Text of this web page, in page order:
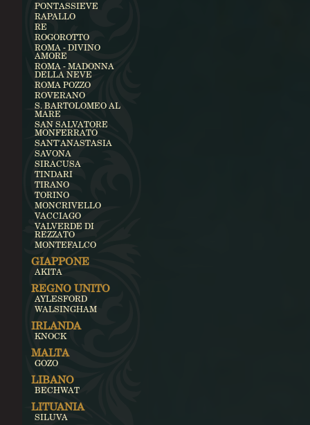
PONTASSIEVE
RAPALLO
RE
ROGOROTTO
ROMA - DIVINO
AMORE
ROMA - MADONNA
DELLA NEVE
ROMA POZZO
ROVERANO
S. BARTOLOMEO AL
MARE
SAN SALVATORE
MONFERRATO
SANT'ANASTASIA
SAVONA
SIRACUSA
TINDARI
TIRANO
TORINO
MONCRIVELLO
VACCIAGO
VALVERDE DI
REZZATO
MONTEFALCO
GIAPPONE
AKITA
REGNO UNITO
AYLESFORD
WALSINGHAM
IRLANDA
KNOCK
MALTA
GOZO
LIBANO
BECHWAT
LITUANIA
SILUVA